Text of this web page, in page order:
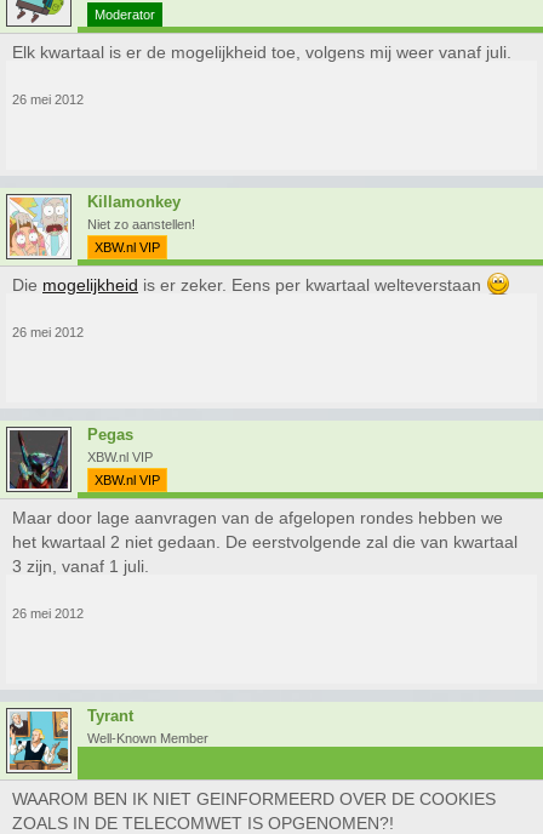
Moderator
Elk kwartaal is er de mogelijkheid toe, volgens mij weer vanaf juli.
26 mei 2012
Killamonkey
Niet zo aanstellen!
XBW.nl VIP
Die mogelijkheid is er zeker. Eens per kwartaal welteverstaan
26 mei 2012
Pegas
XBW.nl VIP
XBW.nl VIP
Maar door lage aanvragen van de afgelopen rondes hebben we
het kwartaal 2 niet gedaan. De eerstvolgende zal die van kwartaal
3 zijn, vanaf 1 juli.
26 mei 2012
Tyrant
Well-Known Member
WAAROM BEN IK NIET GEINFORMEERD OVER DE COOKIES
ZOALS IN DE TELECOMWET IS OPGENOMEN?!